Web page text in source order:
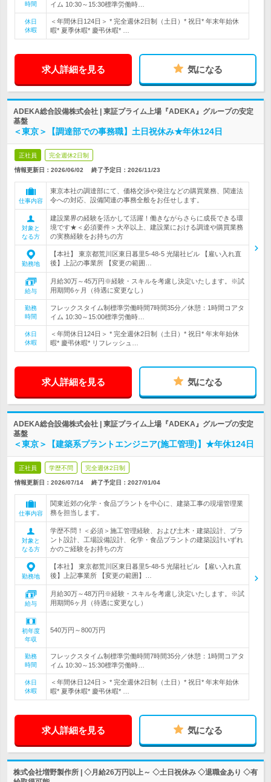
時間
イム 10:30～15:30標準労働時…
休日
休暇
＜年間休日124日＞ * 完全週休2日制（土日）* 祝日* 年末年始休
暇* 夏季休暇* 慶弔休暇* …
求人詳細を見る 気になる
ADEKA総合設備株式会社 | 東証プライム上場『ADEKA』グループの安定
基盤
＜東京＞【調達部での事務職】土日祝休み★年休124日
正社員 完全週休2日制
情報更新日：2026/06/02 終了予定日： 2026/11/23
仕事内容
東京本社の調達部にて、価格交渉や発注などの購買業務、関連法
令への対応、設備関連の事務全般をお任せします。
対象と
なる方
建設業界の経験を活かして活躍！働きながらさらに成長できる環
境です★＜必須要件＞大卒以上、建設業における調達や購買業務
の実務経験をお持ちの方
勤務地
【本社】 東京都荒川区東日暮里5-48-5 光陽社ビル 【雇い入れ直
後】上記の事業所 【変更の範囲…
給与
月給30万～45万円※経験・スキルを考慮し決定いたします。※試
用期間6ヶ月（待遇に変更なし）
勤務
時間
フレックスタイム制標準労働時間7時間35分／休憩：1時間コアタ
イム 10:30～15:00標準労働時…
休日
休暇
＜年間休日124日＞ * 完全週休2日制（土日）* 祝日* 年末年始休
暇* 慶弔休暇* リフレッシュ…
求人詳細を見る 気になる
ADEKA総合設備株式会社 | 東証プライム上場『ADEKA』グループの安定
基盤
＜東京＞【建築系プラントエンジニア(施工管理)】★年休124日
正社員 学歴不問 完全週休2日制
情報更新日：2026/07/14 終了予定日： 2027/01/04
仕事内容
関東近郊の化学・食品プラントを中心に、建築工事の現場管理業
務を担当します。
対象と
なる方
学歴不問！＜必須＞施工管理経験、および土木・建築設計、プラ
ント設計、工場設備設計、化学・食品プラントの建築設計いずれ
かのご経験をお持ちの方
勤務地
【本社】 東京都荒川区東日暮里5-48-5 光陽社ビル 【雇い入れ直
後】上記事業所 【変更の範囲】…
給与
月給30万～48万円※経験・スキルを考慮し決定いたします。※試
用期間6ヶ月（待遇に変更なし）
初年度
年収
540万円～800万円
勤務
時間
フレックスタイム制標準労働時間7時間35分／休憩：1時間コアタ
イム 10:30～15:30標準労働時…
休日
休暇
＜年間休日124日＞ * 完全週休2日制（土日）* 祝日* 年末年始休
暇* 夏季休暇* 慶弔休暇* …
求人詳細を見る 気になる
株式会社増野製作所 | ◇月給26万円以上～ ◇土日祝休み ◇退職金あり ◇有